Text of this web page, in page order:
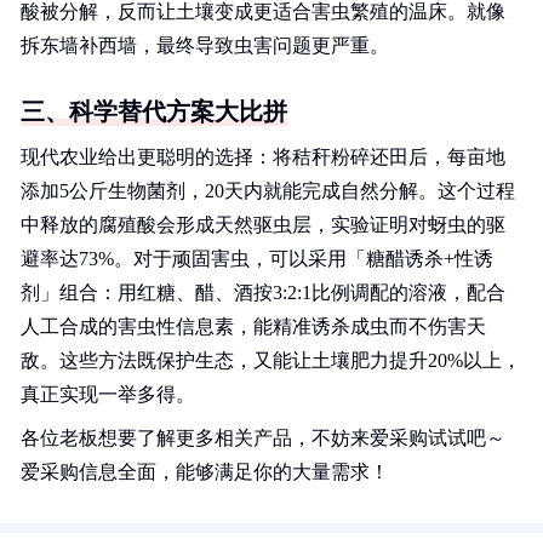
酸被分解，反而让土壤变成更适合害虫繁殖的温床。就像
拆东墙补西墙，最终导致虫害问题更严重。
三、科学替代方案大比拼
现代农业给出更聪明的选择：将秸秆粉碎还田后，每亩地
添加5公斤生物菌剂，20天内就能完成自然分解。这个过程
中释放的腐殖酸会形成天然驱虫层，实验证明对蚜虫的驱
避率达73%。对于顽固害虫，可以采用「糖醋诱杀+性诱
剂」组合：用红糖、醋、酒按3:2:1比例调配的溶液，配合
人工合成的害虫性信息素，能精准诱杀成虫而不伤害天
敌。这些方法既保护生态，又能让土壤肥力提升20%以上，
真正实现一举多得。
各位老板想要了解更多相关产品，不妨来爱采购试试吧～
爱采购信息全面，能够满足你的大量需求！